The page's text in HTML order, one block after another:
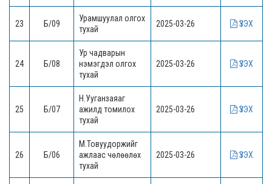
23 Б/09
Урамшуулал олгох
тухай
2025-03-26 ҮЗЭХ
24 Б/08
Ур чадварын
нэмэгдэл олгох
тухай
2025-03-26 ҮЗЭХ
25 Б/07
Н.Ууганзаяаг
ажилд томилох
тухай
2025-03-26 ҮЗЭХ
26 Б/06
М.Товуудоржийг
ажлаас чөлөөлөх
тухай
2025-03-26 ҮЗЭХ